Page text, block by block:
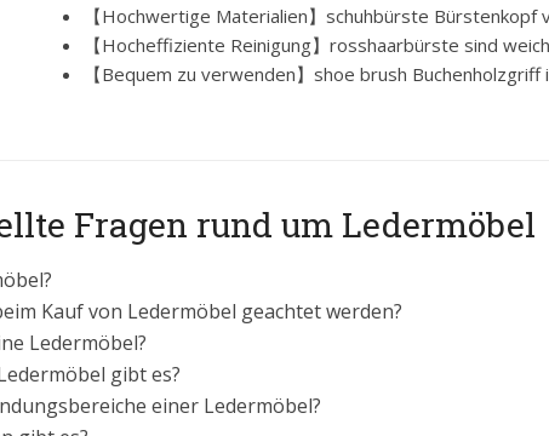
【Hochwertige Materialien】schuhbürste
【Hocheffiziente Reinigung】rosshaarbürste sind
【Bequem zu verwenden】shoe brush
Fragen rund um Ledermöbel
Kauf von Ledermöbel geachtet werden?
Ledermöbel?
gibt es?
einer Ledermöbel?